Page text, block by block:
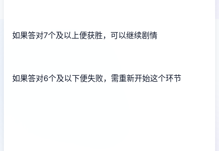
如果答对7个及以上便获胜，可以继续剧情
如果答对6个及以下便失败，需重新开始这个环节